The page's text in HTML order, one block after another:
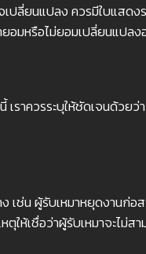
เปลี่ยนแปลง ควรมีใบแสด
อมหรือไม่ยอมเปลี่ยนแปลง
าควรระบุให้ชัดเจนด้วยว่า
ช่น ผู้รับเหมาหยุดงานก่
ตุให้เชื่อว่าผู้รับเหมาจะไม่